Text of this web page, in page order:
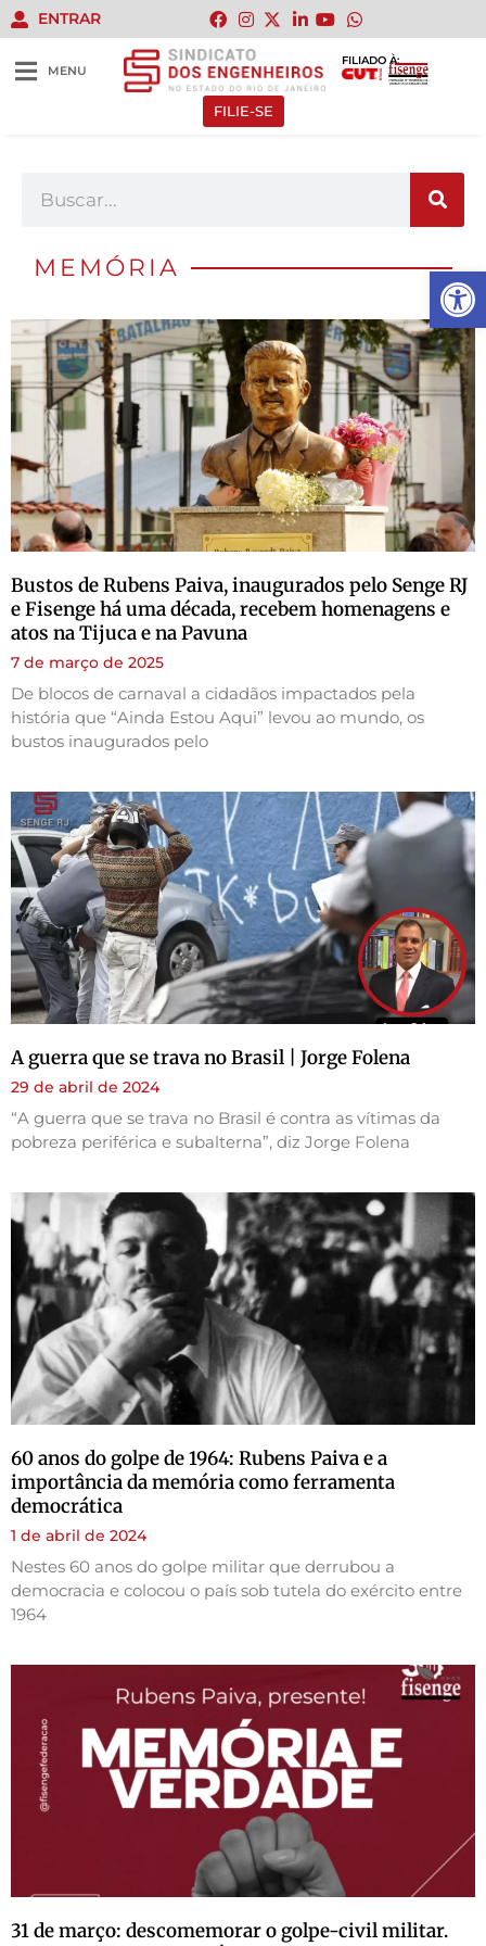
Abrir
ENTRAR
MENU
FILIADO À:
FILIE-SE
MEMÓRIA
Bustos de Rubens Paiva, inaugurados pelo Senge RJ
e Fisenge há uma década, recebem homenagens e
atos na Tijuca e na Pavuna
7 de março de 2025
De blocos de carnaval a cidadãos impactados pela
história que “Ainda Estou Aqui” levou ao mundo, os
bustos inaugurados pelo
A guerra que se trava no Brasil | Jorge Folena
29 de abril de 2024
“A guerra que se trava no Brasil é contra as vítimas da
pobreza periférica e subalterna”, diz Jorge Folena
60 anos do golpe de 1964: Rubens Paiva e a
importância da memória como ferramenta
democrática
1 de abril de 2024
Nestes 60 anos do golpe militar que derrubou a
democracia e colocou o país sob tutela do exército entre
1964
31 de março: descomemorar o golpe-civil militar.